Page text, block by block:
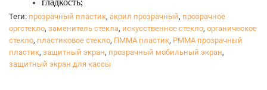
светопропускаемость;
стабильную толщину;
хорошие оптические свойства;
сопротивляемость ультрафиолетовому,
химическому и механическому воздействию.
Теги: прозрачный пластик, акрил прозрачный, прозрачное
оргстекло, заменитель стекла, искусственное стекло, органическое
стекло, пластиковое стекло, ПММА пластик, PMMA прозрачный
пластик, защитный экран, прозрачный мобильный экран,
защитный экран для кассы